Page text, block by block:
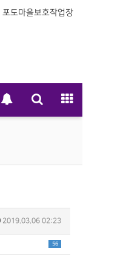
포도마을보호작업장
2019.03.06 02:23
56